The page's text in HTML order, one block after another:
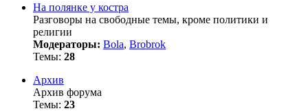
На полянке у костра
Разговоры на свободные темы, кроме политики и
религии
Модераторы: Bola, Brobrok
Темы: 28
Архив
Архив форума
Темы: 23